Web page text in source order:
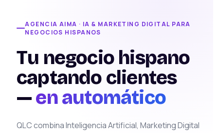
AGENCIA AIMA · IA & MARKETING DIGITAL PARA
NEGOCIOS HISPANOS
Tu negocio hispano
captando clientes
—en automático
QLC combina Inteligencia Artificial, Marketing Digital